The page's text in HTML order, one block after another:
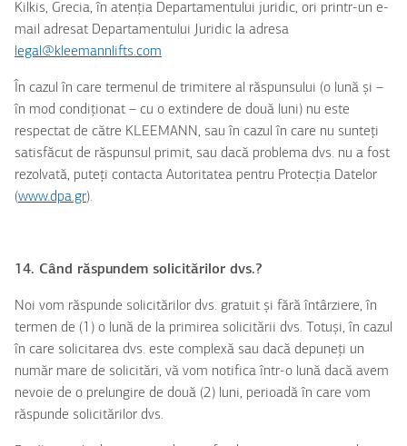
Kilkis, Grecia, în atenția Departamentului juridic, ori printr-un e-
mail adresat Departamentului Juridic la adresa
legal@kleemannlifts.com
În cazul în care termenul de trimitere al răspunsului (o lună și –
în mod condiționat – cu o extindere de două luni) nu este
respectat de către KLEEMANN, sau în cazul în care nu sunteți
satisfăcut de răspunsul primit, sau dacă problema dvs. nu a fost
rezolvată, puteți contacta Autoritatea pentru Protecția Datelor
(www.dpa.gr).
14. Când răspundem solicitărilor dvs.?
Noi vom răspunde solicitărilor dvs. gratuit și fără întârziere, în
termen de (1) o lună de la primirea solicitării dvs. Totuși, în cazul
în care solicitarea dvs. este complexă sau dacă depuneți un
număr mare de solicitări, vă vom notifica într-o lună dacă avem
nevoie de o prelungire de două (2) luni, perioadă în care vom
răspunde solicitărilor dvs.